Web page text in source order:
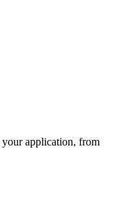
application, from